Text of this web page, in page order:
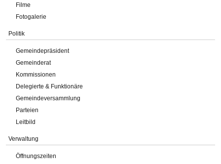
Filme
Fotogalerie
Politik
Gemeindepräsident
Gemeinderat
Kommissionen
Delegierte & Funktionäre
Gemeindeversammlung
Parteien
Leitbild
Verwaltung
Öffnungszeiten